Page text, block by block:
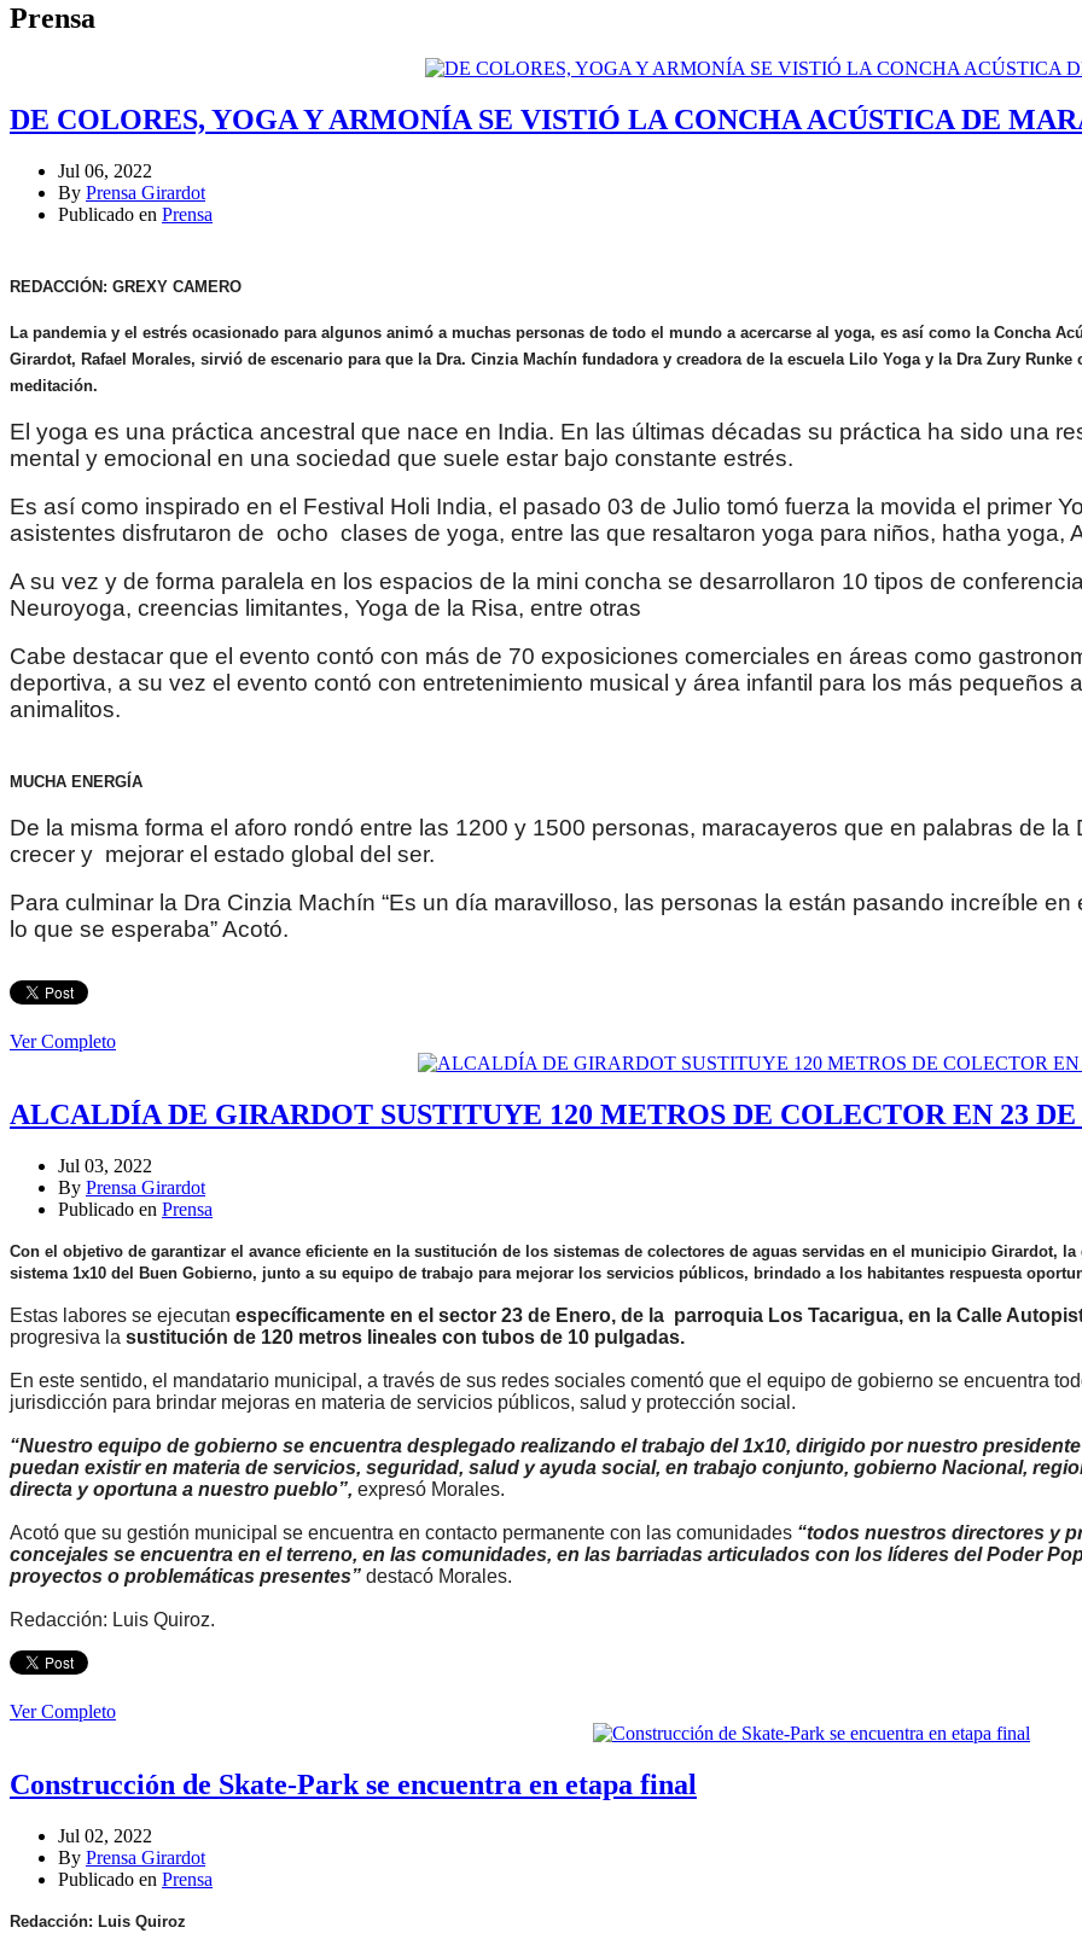
Prensa
DE COLORES, YOGA Y ARMONÍA SE VISTIÓ LA CONCHA ACÚSTICA DE
Jul 06, 2022
By Prensa Girardot
Publicado en Prensa
REDACCIÓN: GREXY CAMERO
La pandemia y el estrés ocasionado para algunos animó a muchas personas de todo el mundo a acercarse al yoga, es así como la Concha
Girardot, Rafael Morales, sirvió de escenario para que la Dra. Cinzia Machín fundadora y creadora de la escuela Lilo Yoga y la Dra Zury
meditación.
El yoga es una práctica ancestral que nace en India. En las últimas décadas su práctica ha sido una
mental y emocional en una sociedad que suele estar bajo constante estrés.
Es así como inspirado en el Festival Holi India, el pasado 03 de Julio tomó fuerza la movida el primer
asistentes disfrutaron de ocho clases de yoga, entre las que resaltaron yoga para niños, hatha yoga,
A su vez y de forma paralela en los espacios de la mini concha se desarrollaron 10 tipos de
Neuroyoga, creencias limitantes, Yoga de la Risa, entre otras
Cabe destacar que el evento contó con más de 70 exposiciones comerciales en áreas como
deportiva, a su vez el evento contó con entretenimiento musical y área infantil para los más pequeños
animalitos.
MUCHA ENERGÍA
De la misma forma el aforo rondó entre las 1200 y 1500 personas, maracayeros que en palabras de
crecer y mejorar el estado global del ser.
Para culminar la Dra Cinzia Machín “Es un día maravilloso, las personas la están pasando increíble
lo que se esperaba” Acotó.
Ver Completo
ALCALDÍA DE GIRARDOT SUSTITUYE 120 METROS DE COLECTOR EN 23 DE
Jul 03, 2022
By Prensa Girardot
Publicado en Prensa
Con el objetivo de garantizar el avance eficiente en la sustitución de los sistemas de colectores de aguas servidas en el municipio Girardot,
sistema 1x10 del Buen Gobierno, junto a su equipo de trabajo para mejorar los servicios públicos, brindado a los habitantes respuesta
Estas labores se ejecutan específicamente en el sector 23 de Enero, de la parroquia Los Tacarigua, en la Calle
progresiva la sustitución de 120 metros lineales con tubos de 10 pulgadas.
En este sentido, el mandatario municipal, a través de sus redes sociales comentó que el equipo de gobierno se encuentra
jurisdicción para brindar mejoras en materia de servicios públicos, salud y protección social.
“Nuestro equipo de gobierno se encuentra desplegado realizando el trabajo del 1x10, dirigido por nuestro
puedan existir en materia de servicios, seguridad, salud y ayuda social, en trabajo conjunto, gobierno Nacional,
directa y oportuna a nuestro pueblo”, expresó Morales.
Acotó que su gestión municipal se encuentra en contacto permanente con las comunidades “todos nuestros directores y
concejales se encuentra en el terreno, en las comunidades, en las barriadas articulados con los líderes del Poder
proyectos o problemáticas presentes” destacó Morales.
Redacción: Luis Quiroz.
Ver Completo
Construcción de Skate-Park se encuentra en etapa final
Jul 02, 2022
By Prensa Girardot
Publicado en Prensa
Redacción: Luis Quiroz